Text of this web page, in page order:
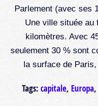
Parlement (avec ses
Une ville située au
kilomètres. Avec
seulement 30 % sont
la surface de
Tags: capitale, Europa,